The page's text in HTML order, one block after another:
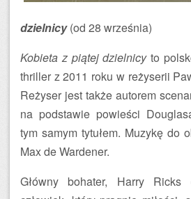
dzielnicy(od 28 września)
Kobieta z piątej dzielnicyto
thriller z 2011 roku w reżyserii
Reżyser jest także autorem
na podstawie powieści
tym samym tytułem. Muzykę do
Max de Wardener.
Główny bohater, Harry